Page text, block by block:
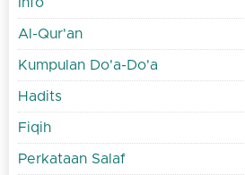
Al-Qur'an
Kumpulan Do'a-Do'a
Hadits
Fiqih
Perkataan Salaf